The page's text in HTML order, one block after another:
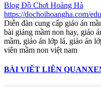
Blog Đồ Chơi Hoàng Hà
https://dochoihoangha.com/edu
Diễn đàn cung cấp giáo án
bài giảng mầm non hay, giáo
mầm, giáo án lớp lá, giáo án
viên mầm non việt nam
BÀI VIẾT LIÊN QUAN